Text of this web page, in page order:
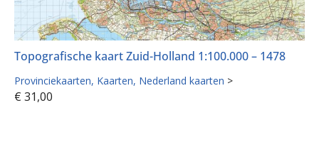
Topografische kaart Zuid-Holland 1:100.000 – 1478
Provinciekaarten Kaarten Nederland kaarten >
€ 31,00